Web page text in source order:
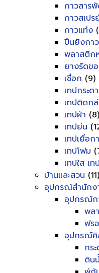
กาวสาร
กาวสเปร
กาวแท่ง
ปืนยิงกาว
พลาสติก
ยางรัดข
เชื่อก (9)
เทปกระด
เทปติดก
เทปผ้า (8)
เทปย่น
เทปเยื่อ
เทปโฟม
เทปใส เ
บ้านและสวน (11)
อุปกรณ์สำนักง
อุปกรณ์ก
พล
ฟร
อุปกรณ์ศิ
กร
ดิน